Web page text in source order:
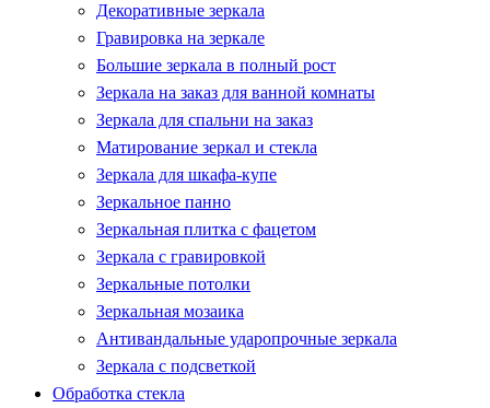
Декоративные зеркала
Гравировка на зеркале
Большие зеркала в полный рост
Зеркала на заказ для ванной комнаты
Зеркала для спальни на заказ
Матирование зеркал и стекла
Зеркала для шкафа-купе
Зеркальное панно
Зеркальная плитка с фацетом
Зеркала с гравировкой
Зеркальные потолки
Зеркальная мозаика
Антивандальные ударопрочные зеркала
Зеркала с подсветкой
Обработка стекла